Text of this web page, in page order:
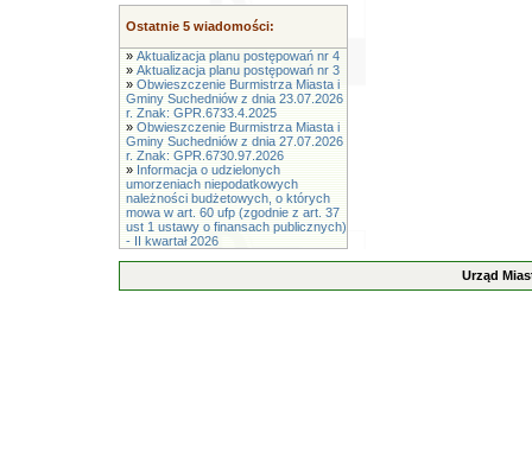
Ostatnie 5 wiadomości:
» Aktualizacja planu postępowań nr 4
» Aktualizacja planu postępowań nr 3
» Obwieszczenie Burmistrza Miasta i
Gminy Suchedniów z dnia 23.07.2026
r. Znak: GPR.6733.4.2025
» Obwieszczenie Burmistrza Miasta i
Gminy Suchedniów z dnia 27.07.2026
r. Znak: GPR.6730.97.2026
» Informacja o udzielonych
umorzeniach niepodatkowych
należności budżetowych, o których
mowa w art. 60 ufp (zgodnie z art. 37
ust 1 ustawy o finansach publicznych)
- II kwartał 2026
Urząd